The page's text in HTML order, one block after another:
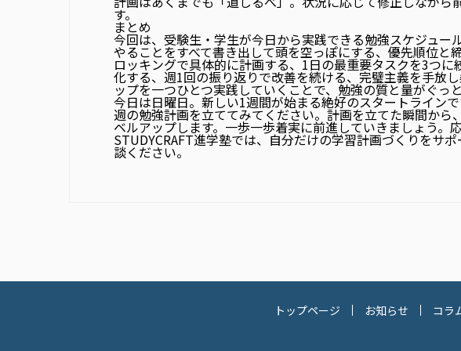
す。
まとめ
今回は、受験生・学生が今日から実践できる勉強スケジュー
やることをすべて書き出して頭を空っぽにする、優先順位と
ロッキングで具体的に計画する、1日の最重要タスクを3つに
化する、週1回の振り返りで改善を続ける、完璧主義を手
ップを一つひとつ実践していくことで、勉強の質と量がぐっ
今日は日曜日。新しい1週間が始まる絶好のスタートライン
週の勉強計画を立ててみてください。計画を立てた瞬間から
ベルアップします。一歩一歩着実に前進していきましょう。
STUDYCRAFT進学塾では、自分だけの学習計画づくりをサ
談ください。
トップページ お知らせ コラ